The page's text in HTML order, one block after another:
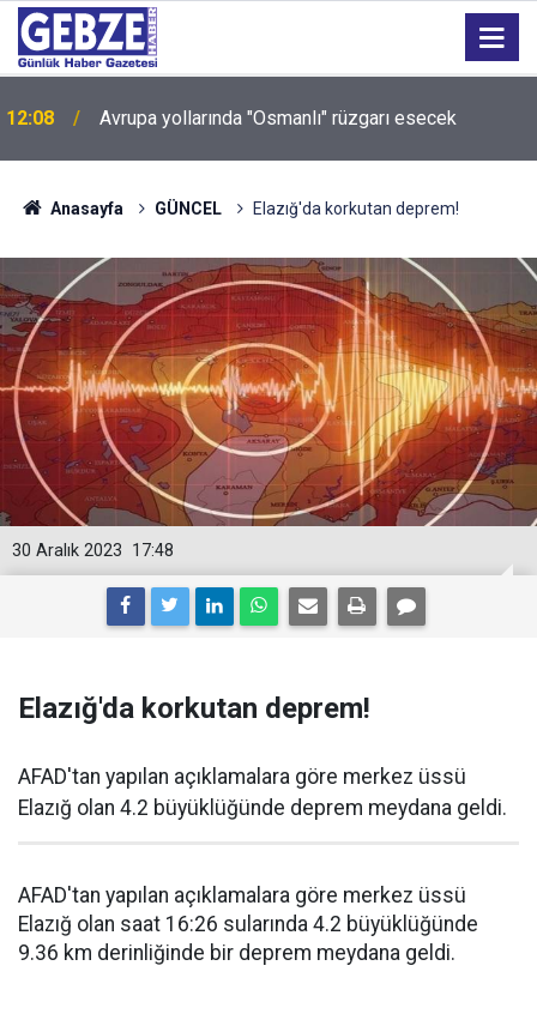
12:04
tutuklandı!
Anasayfa GÜNCEL Elazığ'da korkutan deprem!
17:48
30 Aralık 2023
Elazığ'da korkutan deprem!
AFAD'tan yapılan açıklamalara göre merkez üssü
Elazığ olan 4.2 büyüklüğünde deprem meydana geldi.
AFAD'tan yapılan açıklamalara göre merkez üssü
Elazığ olan saat 16:26 sularında 4.2 büyüklüğünde
9.36 km derinliğinde bir deprem meydana geldi.